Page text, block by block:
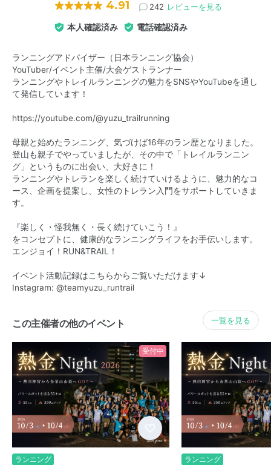
4.91 242 レビューを見る
本人確認済み 電話確認済み
ランニングアドバイザー（日本ランニング協会）
YouTuber/イベント主催/大会ゲストランナー
ランニングやトレイルランニングの魅力をSNSやYouTubeを通し
て発信しています！
https://youtube.com/@yuzu_trailrunning
母親と始めたランニング、気づけば16年のラン歴となりました。
登山も親子でやっていましたが、その中で「トレイルランニン
グ」というものに出会い、大好きに！
ランニングやトレランを楽しく続けていけるように、魅力的なコ
ース、企画を提案し、女性のトレラン入門をサポートしていきま
す。
『楽しく・怪我無く・長く続けていこう！』
をコンセプトに、健康的なランニングライフをお手伝いします。
エンジョイ！RUN&TRAIL！
イベント活動記録はこちらからご覧いただけます↓
Instagram: @teamyuzu_runtrail
この主催者の他のイベント 一覧を見る
受付中
ランニング ランニング